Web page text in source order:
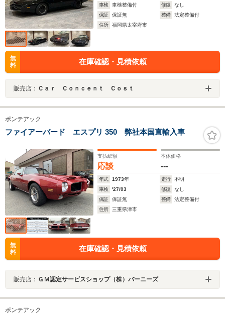
車検
車検整備付 修復
なし
保証
保証無 整備
法定整備付
住所
福岡県太宰府市
無
料
在庫確認・見積依頼
販売店： Ｃａｒ Ｃｏｎｃｅｎｔ Ｃｏｓｔ
ポンテアック
ファイアーバード エスプリ 350 弊社本国直輸入車
支払総額
応談
本体価格
---
年式 1973年 走行
不明
車検
'27/03 修復
なし
保証
保証無 整備
法定整備付
住所
三重県津市
無
料
在庫確認・見積依頼
販売店： ＧＭ認定サービスショップ（株）バーニーズ
ポンテアック